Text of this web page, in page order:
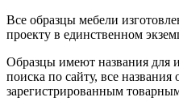
Все образцы мебели
проекту в единственном
Образцы имеют названия для
поиска по сайту, все названия
зарегистрированным